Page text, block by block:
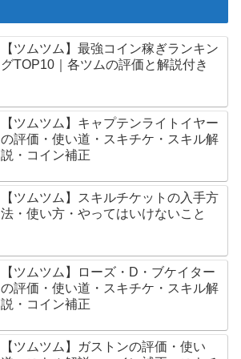
【ツムツム】最強コイン稼ぎランキン
グTOP10｜各ツムの評価と解説付き
【ツムツム】キャプテンライトイヤー
の評価・使い道・スキチケ・スキル解
説・コイン補正
【ツムツム】スキルチケットの入手方
法・使い方・やってはいけないこと
【ツムツム】ローズ・D・ブケイター
の評価・使い道・スキチケ・スキル解
説・コイン補正
【ツムツム】ガストンの評価・使い